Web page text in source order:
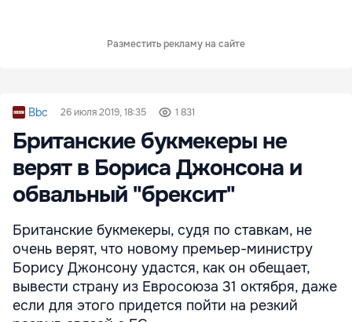
Разместить рекламу на сайте
Bbc 26 июля 2019, 18:35 1 831
Британские букмекеры не
верят в Бориса Джонсона и
обвальный "брексит"
Британские букмекеры, судя по ставкам, не
очень верят, что новому премьер-министру
Борису Джонсону удастся, как он обещает,
вывести страну из Евросоюза 31 октября, даже
если для этого придется пойти на резкий